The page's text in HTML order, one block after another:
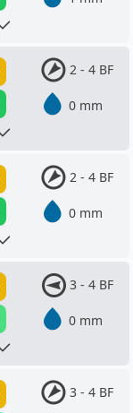
2 - 4 BF
0 mm
2 - 4 BF
0 mm
3 - 4 BF
0 mm
3 - 4 BF